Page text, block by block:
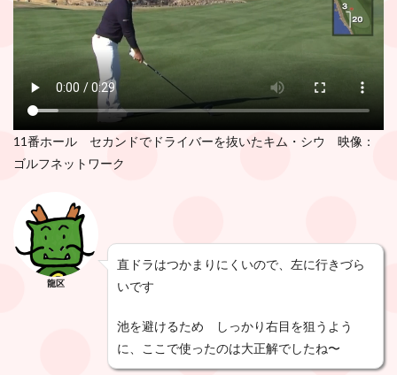
11番ホール セカンドでドライバーを抜いたキム・シウ 映像：
ゴルフネットワーク
龍区
直ドラはつかまりにくいので、左に行きづら
いです
池を避けるため しっかり右目を狙うよう
に、ここで使ったのは大正解でしたね〜